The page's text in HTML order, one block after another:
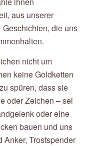
aus unserer
die uns
nicht um
keine Goldketten
spüren, dass sie
oder Zeichen – sei
oder eine
bauen und uns
Trostspender